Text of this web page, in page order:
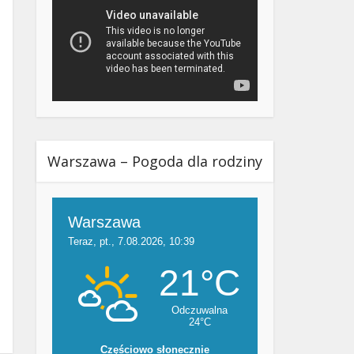
Warszawa – Pogoda dla rodziny